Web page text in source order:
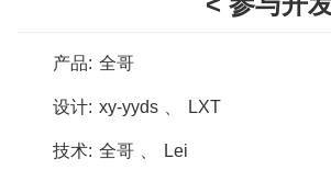
产品: 全哥
设计: xy-yyds 、 LXT
技术: 全哥 、 Lei